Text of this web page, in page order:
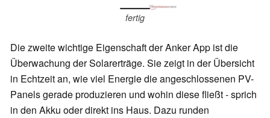
fertig
Die zweite wichtige Eigenschaft der Anker App ist die
Überwachung der Solarerträge. Sie zeigt in der Übersicht
in Echtzeit an, wie viel Energie die angeschlossenen PV-
Panels gerade produzieren und wohin diese fließt - sprich
in den Akku oder direkt ins Haus. Dazu runden